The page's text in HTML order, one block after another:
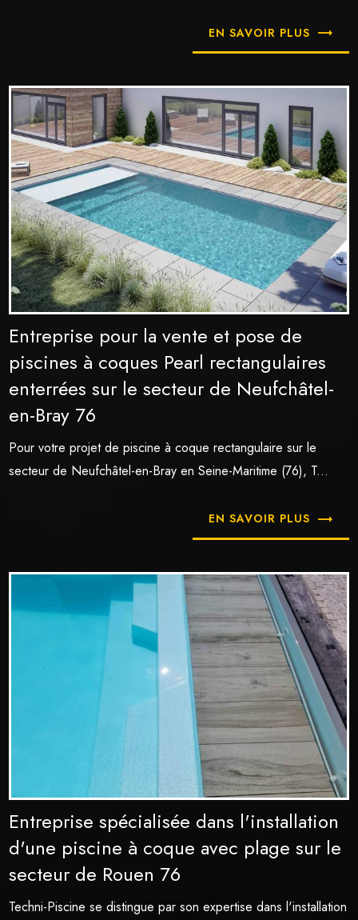
EN SAVOIR PLUS
Entreprise pour la vente et pose de
piscines à coques Pearl rectangulaires
enterrées sur le secteur de Neufchâtel-
en-Bray 76
Pour votre projet de piscine à coque rectangulaire sur le
secteur de Neufchâtel-en-Bray en Seine-Maritime (76), T...
EN SAVOIR PLUS
Entreprise spécialisée dans l'installation
d'une piscine à coque avec plage sur le
secteur de Rouen 76
Techni-Piscine se distingue par son expertise dans l'installation